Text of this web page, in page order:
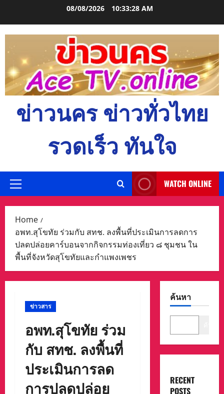
08/08/2026 10:33:29 AM
ข่าวนคร ข่าวทั่วไทย
รวดเร็ว ทันใจ
Primary
WATCH ONLINE
Home
อพท.สุโขทัย ร่วมกับ สทช. ลงพื้นที่ประเมินการลดการ
ปลดปล่อยคาร์บอนจากกิจกรรมท่องเที่ยว ๘ ชุมชน ใน
พื้นที่จังหวัดสุโขทัยและกำแพงเพชร
ข่าวสาร
อพท.สุโขทัย ร่วม
กับ สทช. ลงพื้นที่
ประเมินการลด
การปลดปล่อย
ค้นหา
RECENT
POSTS